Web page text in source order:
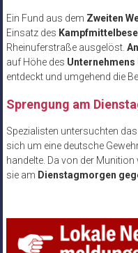
Ein Fund aus dem Zweiten
Einsatz des
Rheinuferstraße ausgelöst.
auf Höhe des Unternehmens
entdeckt und umgehend die
Sprengung am
Spezialisten untersuchten
sich um eine deutsche
handelte. Da von der
sie am Dienstagmorgen